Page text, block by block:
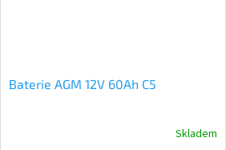
Baterie AGM 12V 60Ah C5
Skladem